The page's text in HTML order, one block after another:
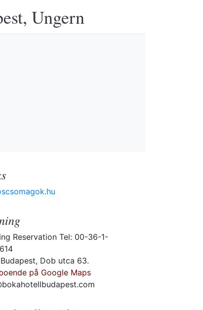
Ungern
Reservation Tel: 00-36-1-
Dob utca 63.
på Google Maps